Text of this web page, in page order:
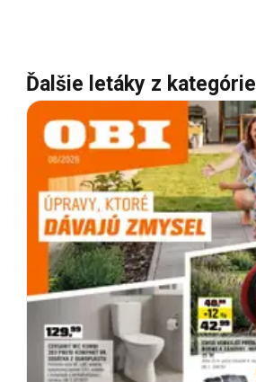
Ďalšie letáky z kategórie